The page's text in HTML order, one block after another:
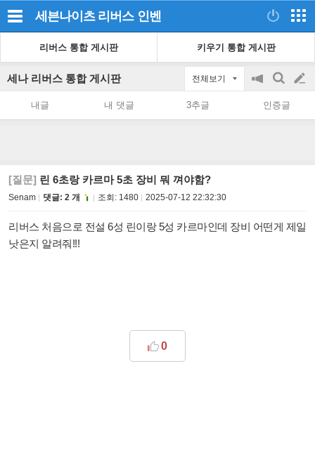
세븐나이츠 리버스 인벤
리버스 통합 게시판 키우기 통합 게시판
세나 리버스 통합 게시판 전체보기
공
on/off
검
색
글
쓰
내글 내 댓글 3추글 인증글
[질문] 린 6초랑 카르마 5초 장비 뭐 껴야함?
Senam 댓글: 2 개 조회: 1480 2025-07-12 22:32:30
리버스 처음으로 전설 6성 린이랑 5성 카르마인데 장비 어떤게 제일
낫은지 알려줘!!!
0